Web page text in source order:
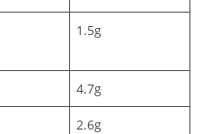
1.5g
4.7g
2.6g